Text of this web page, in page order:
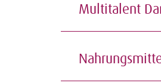
Multitalent